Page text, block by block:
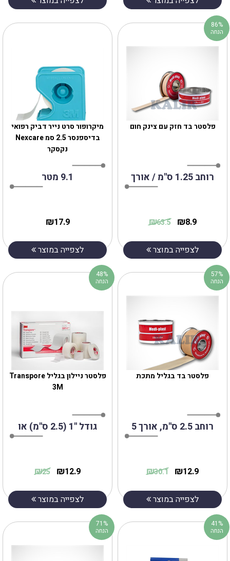
מיקרופור סרט נייר דביק רפואי
בדיספנסר 2.5 סמ Nexcare
נקסקר
9.1 מטר
17.9
₪
לצפייה במוצר
פלסטר בד חזק עם צינק חום
רוחב 1.25 ס"מ / אורך
8.9
₪
63.5
₪
לצפייה במוצר
86%
הנחה
פלסטר ניילון בגליל Transpore
3M
גודל "1 (2.5 ס"מ) או
12.9
₪
25
₪
לצפייה במוצר
48%
הנחה
פלסטר בד בגליל מתכת
רוחב 2.5 ס"מ, אורך 5
12.9
₪
30.1
₪
לצפייה במוצר
57%
הנחה
71%
הנחה
41%
הנחה